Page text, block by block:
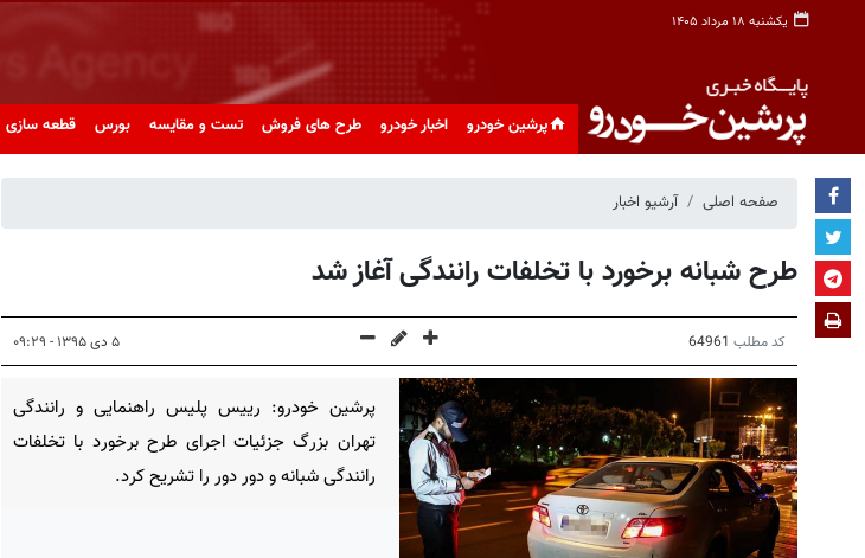
یکشنبه ۱۸ مرداد ۱۴۰۵
پرشین خودرو اخبار خودرو طرح های فروش تست و مقایسه بورس قطعه سازی
صفحه اصلی آرشیو اخبار
طرح شبانه برخورد با تخلفات رانندگی آغاز شد
کد مطلب 64961 ۵ دی ۱۳۹۵ - ۰۹:۲۹
پرشین خودرو: رییس پلیس راهنمایی و رانندگی
تهران بزرگ جزئیات اجرای طرح برخورد با تخلفات
رانندگی شبانه و دور دور را تشریح کرد.